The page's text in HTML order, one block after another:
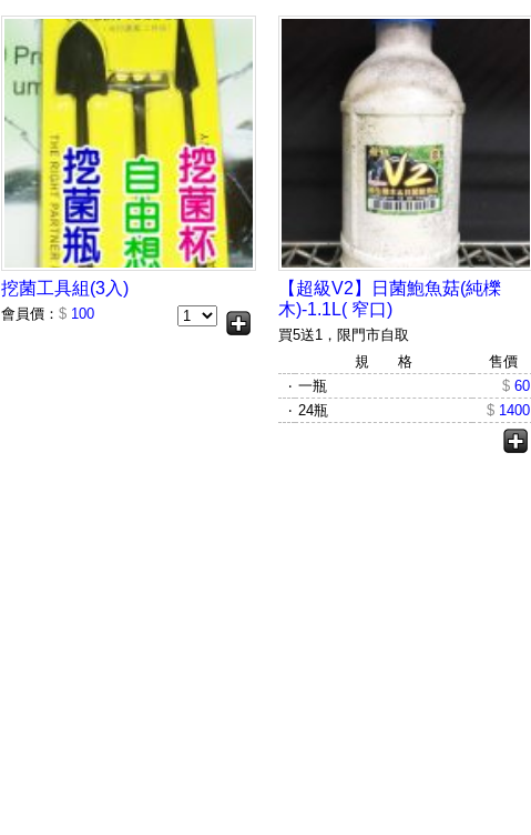
挖菌工具組(3入)
會員價： $ 100
【超級V2】日菌鮑魚菇(純櫟
木)-1.1L( 窄口)
買5送1，限門市自取
規 格
售價
‧ 一瓶 $ 60
‧ 24瓶 $ 1400